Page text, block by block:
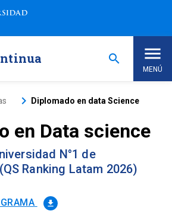
search
MENÚ
keyboard_arrow_right Diplomado en data Science
en Data science
N°1 de
Ranking Latam 2026)
file_download